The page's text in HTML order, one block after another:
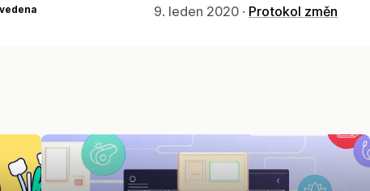
9. leden 2020 · Protokol změn